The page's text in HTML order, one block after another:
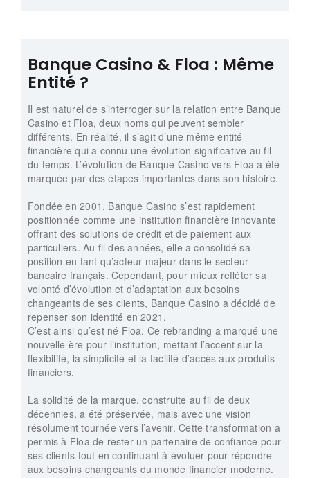
Banque Casino & Floa : Même
Entité ?
Il est naturel de s’interroger sur la relation entre Banque
Casino et Floa, deux noms qui peuvent sembler
différents. En réalité, il s’agit d’une même entité
financière qui a connu une évolution significative au fil
du temps. L’évolution de Banque Casino vers Floa a été
marquée par des étapes importantes dans son histoire.
Fondée en 2001, Banque Casino s’est rapidement
positionnée comme une institution financière innovante
offrant des solutions de crédit et de paiement aux
particuliers. Au fil des années, elle a consolidé sa
position en tant qu’acteur majeur dans le secteur
bancaire français. Cependant, pour mieux refléter sa
volonté d’évolution et d’adaptation aux besoins
changeants de ses clients, Banque Casino a décidé de
repenser son identité en 2021.
C’est ainsi qu’est né Floa. Ce rebranding a marqué une
nouvelle ère pour l’institution, mettant l’accent sur la
flexibilité, la simplicité et la facilité d’accès aux produits
financiers.
La solidité de la marque, construite au fil de deux
décennies, a été préservée, mais avec une vision
résolument tournée vers l’avenir. Cette transformation a
permis à Floa de rester un partenaire de confiance pour
ses clients tout en continuant à évoluer pour répondre
aux besoins changeants du monde financier moderne.